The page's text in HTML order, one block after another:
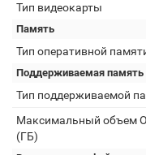
Тип видеокарты
Память
Тип оперативной
Поддерживаемая память
Тип поддерживаемой
Максимальный объем
(ГБ)